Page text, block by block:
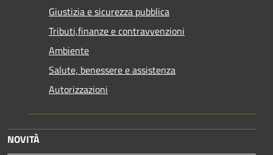
Giustizia e sicurezza pubblica
Tributi,finanze e contravvenzioni
Ambiente
Salute, benessere e assistenza
Autorizzazioni
NOVITÀ